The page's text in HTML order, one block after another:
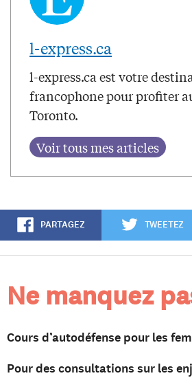
l-express.ca
l-express.ca est votre
francophone pour profiter
Toronto.
PARTAGEZ TWEETEZ
Ne manquez
Cours d’autodéfense pour les
Pour des consultations sur les